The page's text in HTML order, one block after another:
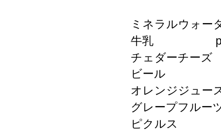
ミネラルウォ
牛乳
チェダーチ
ビー
オレンジジ
グレープフ
ピクル